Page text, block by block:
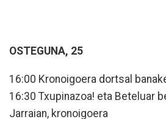
OSTEGUNA, 25
16:00 Kronoigoera dortsal
16:30 Txupinazoa! eta Beteluar
Jarraian, kronoigoera